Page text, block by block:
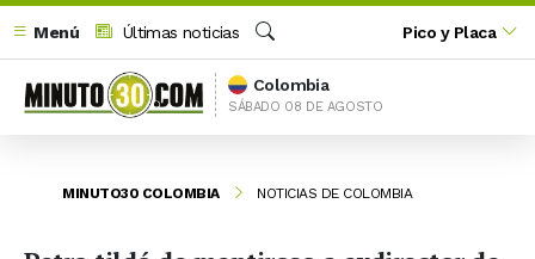
Menú
Últimas noticias
Buscar
Pico y Placa
Colombia
SÁBADO 08 DE AGOSTO
MINUTO30 COLOMBIA NOTICIAS DE COLOMBIA